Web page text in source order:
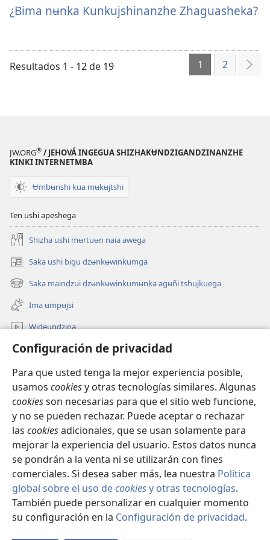
Configuración de privacidad
Para que usted tenga la mejor experiencia posible,
usamos cookiesy otras tecnologías similares. Algunas
cookiesson necesarias para que el sitio web funcione,
y no se pueden rechazar. Puede aceptar o rechazar
las cookiesadicionales, que se usan solamente para
mejorar la experiencia del usuario. Estos datos nunca
se pondrán a la venta ni se utilizarán con fines
comerciales. Si desea saber más, lea nuestra Política
global sobre el uso decookiesy otras tecnologías.
También puede personalizar en cualquier momento
su configuración en la Configuración de privacidad.
de
publicaciones
¿Bima
de
audio
¿Bima
¿Bima
Zhaguasheka?
¿Bima nʉnka Kunkujshinanzhe Zhaguasheka?
Resultados 1 - 12 de 19 1 2
JW.ORG® / JEHOVÁ INGEGUA SHIZHAKɄNDZIGANDZINANZHE
KINKI INTERNETMBA
Ʉmbʉnshi kua mʉkʉjtshi
Ten ushi apeshega
Shizha ushi mʉrtuʉn naia awega
Saka ushi bigu dzʉnkʉwinkumga
(abre
una
nueva
ventana)
Saka maindzui dzʉnkʉwinkumʉnka agʉñi tshujkuega
(abre
una
nueva
ventana)
Ima ʉmpʉjsi
Wideundzina
Saka
Dzuiwin gunekega
(abre
nueva
ventana)
ZHINZHOMA MEGUMGAMBA INTERNETMBA
(abre
una
nueva
ventana)
JW Hub ®
(abre
una
nueva
ventana)
Copyright© 2026 Watch Tower Bible and Tract Society of Pennsylvania.
IMÉ NEKAKUAGA IMAMBA
| KɄ TUA UMBA NUKA DUMATUA AWEGA
| ZHATUJSHISHEGA NANDUNAI